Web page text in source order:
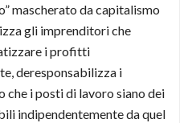
mascherato da capitalismo
gli imprenditori che
i profitti
deresponsabilizza i
che i posti di lavoro siano dei
indipendentemente da quel